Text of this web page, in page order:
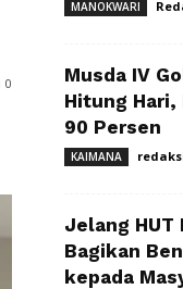
0
MANOKWARI
Musda IV
Hitung Hari,
90 Persen
KAIMANA
Jelang HUT
Bagikan
kepada